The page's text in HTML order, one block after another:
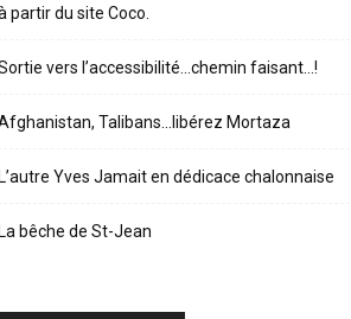
partir du site Coco.
vers l’accessibilité…chemin faisant…!
Talibans…libérez Mortaza
Yves Jamait en dédicace chalonnaise
bêche de St-Jean